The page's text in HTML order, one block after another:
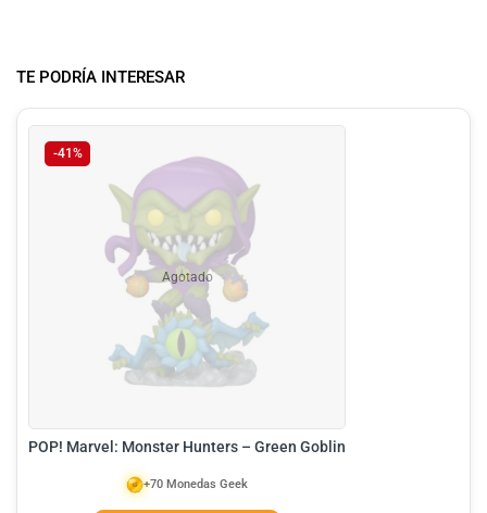
TE PODRÍA INTERESAR
-41%
Agotado
POP! Marvel: Monster Hunters – Green Goblin
+70 Monedas Geek